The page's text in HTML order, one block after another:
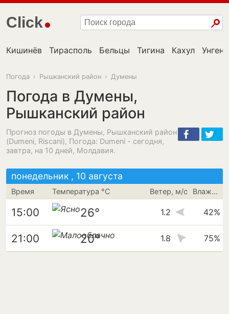
Click
Кишинёв Тирасполь Бельцы Тигина Кахул Унгень
Погода › Рышканский район › Думены
Погода в Думены,
Рышканский район
Прогноз погоды в Думены, Рышканский район
(Dumeni, Riscani), Погода: Dumeni - сегодня,
завтра, на 10 дней, Молдавия.
понедельник , 10 августа
Время Температура °C Ветер, м/с Влажность
15:00 26° 1.2 42%
21:00 20° 1.8 75%